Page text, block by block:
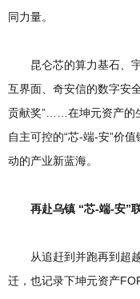
同力量。
昆仑芯的算力基石、
互界面、奇安信的数字安
贡献奖”……在坤元资产的
自主可控的“芯-端-安”价
动的产业新蓝海。
再赴乌镇 “芯-端-安”
从追赶到并跑再到超
迁，也记录下坤元资产